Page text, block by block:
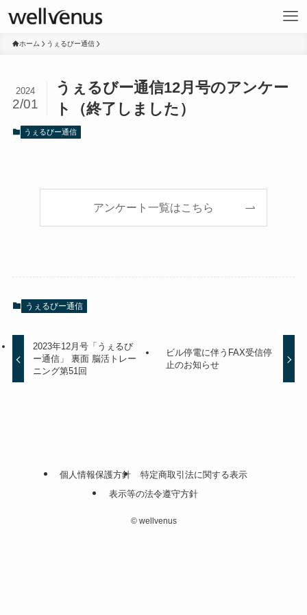
ホーム うぇるびー通信
うぇるびー通信12月号のアンケー
ト（終了しました）
2024
2/01
うぇるびー通信
アンケート一覧はこちら
うぇるびー通信
2023年12月号「うぇるび
ー通信」 裏面 脳活トレー
ニング第51回
ビル停電に伴うFAX受信停
止のお知らせ
個人情報保護方針
特定商取引法に関する表示
表示等の法令遵守方針
©wellvenus